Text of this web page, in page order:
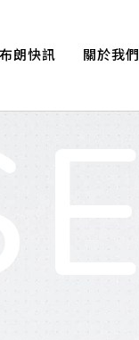
布朗快訊 關於我們